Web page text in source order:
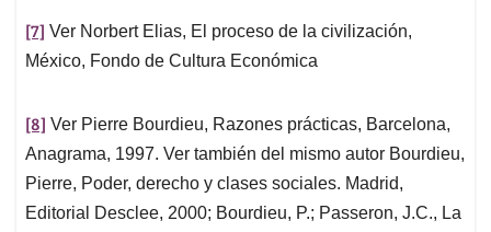
[7] Ver Norbert Elias, El proceso de la civilización,
México, Fondo de Cultura Económica
[8] Ver Pierre Bourdieu, Razones prácticas, Barcelona,
Anagrama, 1997. Ver también del mismo autor Bourdieu,
Pierre, Poder, derecho y clases sociales. Madrid,
Editorial Desclee, 2000; Bourdieu, P.; Passeron, J.C., La